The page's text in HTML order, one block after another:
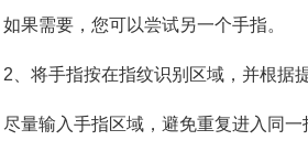
如果需要，您可以尝试另一个手指。
2、将手指按在指纹识别区域，并根据
尽量输入手指区域，避免重复进入同一